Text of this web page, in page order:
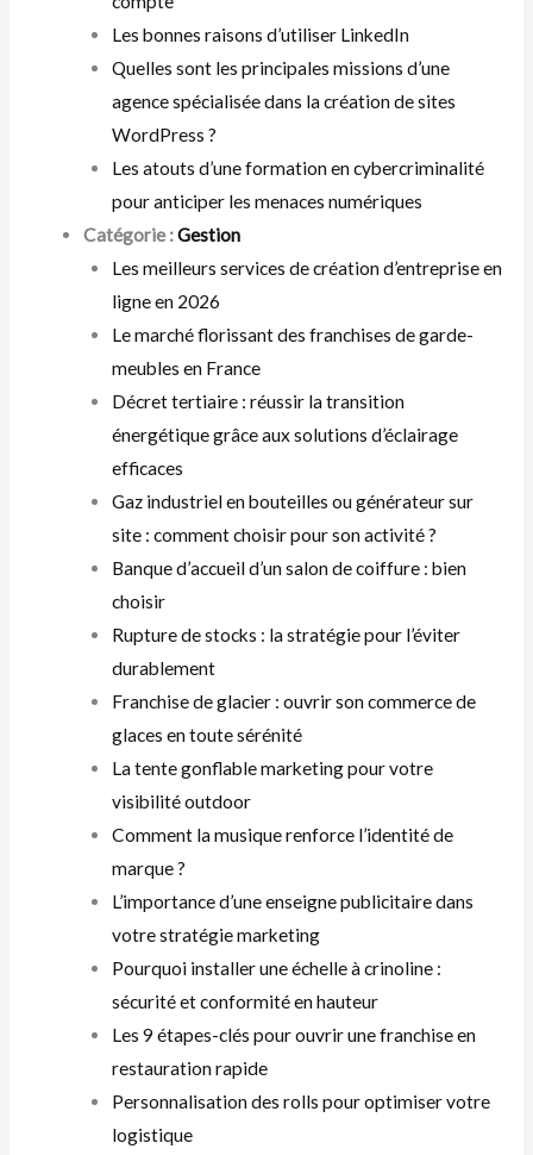
Les bonnes raisons d’utiliser LinkedIn
Quelles sont les principales missions d’une
agence spécialisée dans la création de sites
WordPress ?
Les atouts d’une formation en cybercriminalité
pour anticiper les menaces numériques
Catégorie :Gestion
Les meilleurs services de création d’entreprise en
ligne en 2026
Le marché florissant des franchises de garde-
meubles en France
Décret tertiaire : réussir la transition
énergétique grâce aux solutions d’éclairage
efficaces
Gaz industriel en bouteilles ou générateur sur
site : comment choisir pour son activité ?
Banque d’accueil d’un salon de coiffure : bien
choisir
Rupture de stocks : la stratégie pour l’éviter
durablement
Franchise de glacier : ouvrir son commerce de
glaces en toute sérénité
La tente gonflable marketing pour votre
visibilité outdoor
Comment la musique renforce l’identité de
marque ?
L’importance d’une enseigne publicitaire dans
votre stratégie marketing
Pourquoi installer une échelle à crinoline :
sécurité et conformité en hauteur
Les 9 étapes-clés pour ouvrir une franchise en
restauration rapide
Personnalisation des rolls pour optimiser votre
logistique